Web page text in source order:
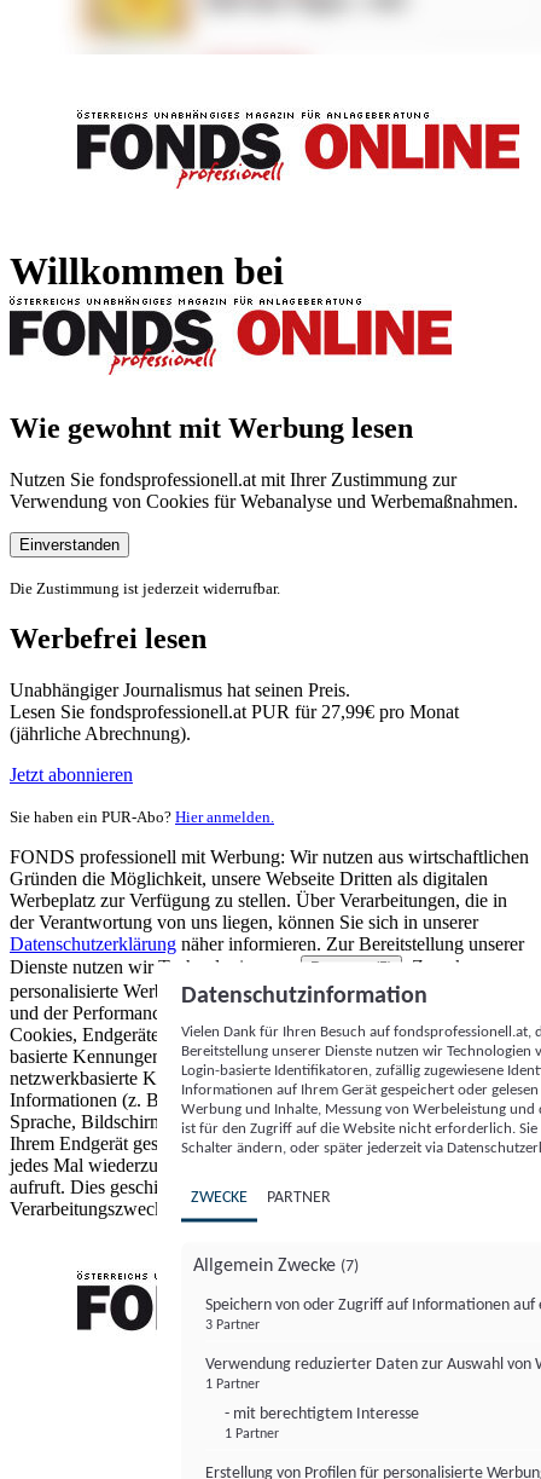
Willkommen bei
Wie gewohnt mit Werbung lesen
Nutzen Sie fondsprofessionell.at mit Ihrer Zustimmung zur
Verwendung von Cookies für Webanalyse und Werbemaßnahmen.
Einverstanden
Die Zustimmung ist jederzeit widerrufbar.
Werbefrei lesen
Unabhängiger Journalismus hat seinen Preis.
Lesen Sie fondsprofessionell.at PUR für 27,99€ pro Monat
(jährliche Abrechnung).
Jetzt abonnieren
Sie haben ein PUR-Abo? Hier anmelden.
FONDS professionell mit Werbung: Wir nutzen aus wirtschaftlichen
Gründen die Möglichkeit, unsere Webseite Dritten als digitalen
Werbeplatz zur Verfügung zu stellen. Über Verarbeitungen, die in
der Verantwortung von uns liegen, können Sie sich in unserer
Datenschutzerklärung näher informieren. Zur Bereitstellung unserer
Dienste nutzen wir Technologien von
Partnern (5)
. Zwecke:
personalisierte Werbung und Inhalte, Messung von Werbeleistung
und der Performance von Inhalten sowie Zielgruppenforschung.
Cookies, Endgeräte- oder ähnliche Online-Kennungen (z. B. login-
basierte Kennungen, zufällig generierte Kennungen,
netzwerkbasierte Kennungen) können zusammen mit anderen
Informationen (z. B. Browsertyp und Browserinformationen,
Sprache, Bildschirmgröße, unterstützte Technologien usw.) auf
Ihrem Endgerät gespeichert oder von dort ausgelesen werden, um es
jedes Mal wiederzuerkennen, wenn es eine App oder einer Webseite
aufruft. Dies geschieht für einen oder mehrere der hier aufgeführten
Verarbeitungszwecke.
Datenschutzinformation
Vielen Dank für Ihren Besuch auf
Bereitstellung unserer Dienste nutzen wir Technologien
Login-basierte Identifikatoren, zufällig zugewiesene
Informationen auf Ihrem Gerät gespeichert oder
Werbung und Inhalte, Messung von Werbeleistung
ist für den Zugriff auf die Website nicht erforderlich.
Schalter ändern, oder später jederzeit via
ZWECKE PARTNER
Allgemein Zwecke (7)
Speichern von oder Zugriff auf Informationen auf
3 Partner
Verwendung reduzierter Daten zur Auswahl von
1 Partner
- mit berechtigtem Interesse
1 Partner
Erstellung von Profilen für personalisierte
FONDS professionell